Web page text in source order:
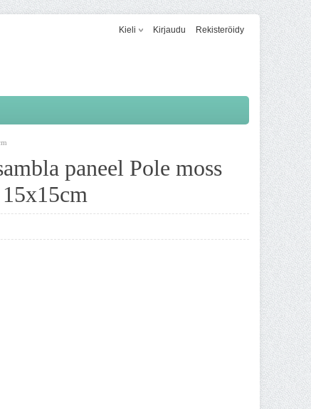
Kieli Kirjaudu Rekisteröidy
paneel Pole moss